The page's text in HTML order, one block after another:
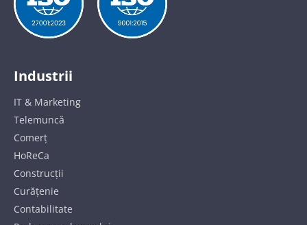
Industrii
IT & Marketing
Telemuncă
Comerț
HoReCa
Construcții
Curățenie
Contabilitate